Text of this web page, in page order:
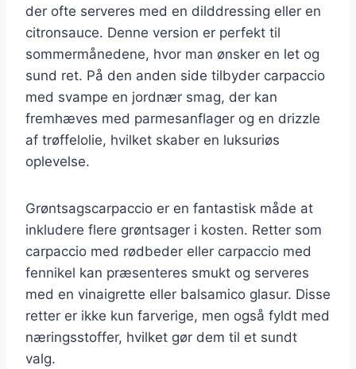
der ofte serveres med en dilddressing eller en
citronsauce. Denne version er perfekt til
sommermånedene, hvor man ønsker en let og
sund ret. På den anden side tilbyder carpaccio
med svampe en jordnær smag, der kan
fremhæves med parmesanflager og en drizzle
af trøffelolie, hvilket skaber en luksuriøs
oplevelse.
Grøntsagscarpaccio er en fantastisk måde at
inkludere flere grøntsager i kosten. Retter som
carpaccio med rødbeder eller carpaccio med
fennikel kan præsenteres smukt og serveres
med en vinaigrette eller balsamico glasur. Disse
retter er ikke kun farverige, men også fyldt med
næringsstoffer, hvilket gør dem til et sundt
valg.